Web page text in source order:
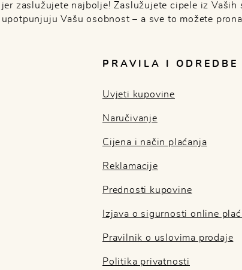
jer zaslužujete najbolje! Zaslužujete cipele iz
Vašu osobnost – a sve to možete
PRAVILA I ODREDBE
Uvjeti kupovine
Naručivanje
Cijena i način plaćanja
Reklamacije
Prednosti kupovine
Izjava o sigurnosti online
Pravilnik o uslovima prodaje
Politika privatnosti